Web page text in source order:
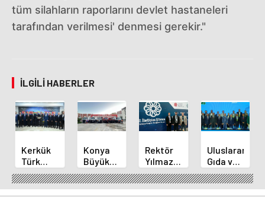
tüm silahların raporlarını devlet hastaneleri
tarafından verilmesi' denmesi gerekir."
İLGILI HABERLER
Kerkük
Türk
Dünyası
Belediyeler
Konya
Büyükşehir'den
Alanya
Yangınına
Rektör
Yılmaz
ve
Akademisyenler
Uluslararası
Gıda ve
İnovasyon
Forumu